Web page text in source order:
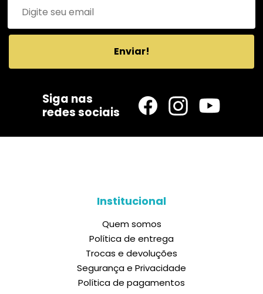
Enviar!
Siga nas
redes sociais
Institucional
Quem somos
Política de entrega
Trocas e devoluções
Segurança e Privacidade
Política de pagamentos